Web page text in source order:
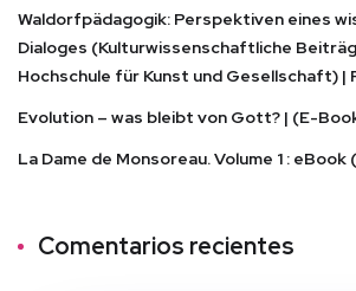
Waldorfpädagogik: Perspektiven eines
Dialoges (Kulturwissenschaftliche
Hochschule für Kunst und Gesellschaft) |
Evolution – was bleibt von Gott? | (E-
La Dame de Monsoreau. Volume 1 :
Comentarios recientes